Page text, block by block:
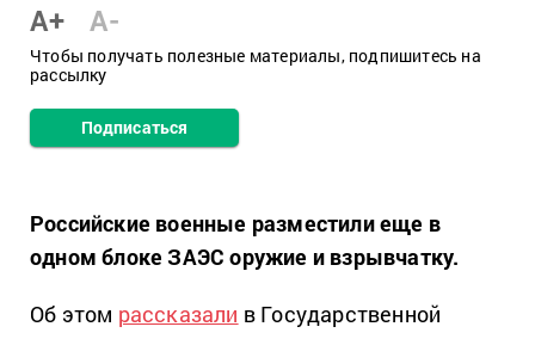
A+ A-
Чтобы получать полезные материалы, подпишитесь на
рассылку
Подписаться
Российские военные разместили еще в
одном блоке ЗАЭС оружие и взрывчатку.
Об этом рассказали в Государственной